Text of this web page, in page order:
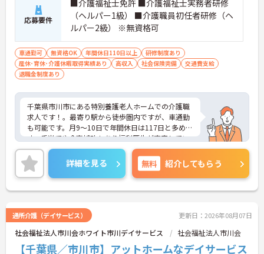
応募要件
■介護福祉士免許 ■介護福祉士実務者研修
（ヘルパー1級） ■介護職員初任者研修（ヘ
ルパー2級） ※無資格可
車通勤可 無資格OK 年間休日110日以上
研修制度あり
産休･育休･介護休暇取得実績あり
高収入 社会保険完備
交通費支給
退職金制度あり
千葉県市川市にある特別養護老人ホームでの介護職
求人です！。最寄り駅から徒歩圏内ですが、車通勤
も可能です。月9～10日で年間休日は117日と多めで
す。手当てや食事補助もあり福利厚生が充実してい
ます。ご興味のある方はお気軽にお問合せ下さい。
詳細を見る 無料 紹介してもらう
通所介護（デイサービス） 更新日：2026年08月07日
社会福祉法人市川会ホワイト市川デイサービス 社会福祉法人市川会
【千葉県／市川市】アットホームなデイサービス